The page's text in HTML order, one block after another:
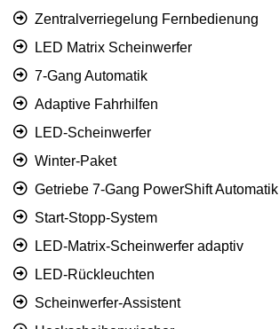
Zentralverriegelung Fernbedienung
LED Matrix Scheinwerfer
7-Gang Automatik
Adaptive Fahrhilfen
LED-Scheinwerfer
Winter-Paket
Getriebe 7-Gang PowerShift Automatik
Start-Stopp-System
LED-Matrix-Scheinwerfer adaptiv
LED-Rückleuchten
Scheinwerfer-Assistent